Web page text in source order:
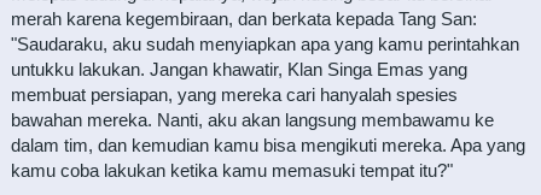
merah karena kegembiraan, dan berkata kepada Tang San:
"Saudaraku, aku sudah menyiapkan apa yang kamu perintahkan
untukku lakukan. Jangan khawatir, Klan Singa Emas yang
membuat persiapan, yang mereka cari hanyalah spesies
bawahan mereka. Nanti, aku akan langsung membawamu ke
dalam tim, dan kemudian kamu bisa mengikuti mereka. Apa yang
kamu coba lakukan ketika kamu memasuki tempat itu?"